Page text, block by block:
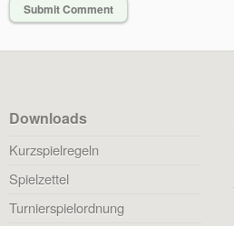
Downloads
Kurzspielregeln
Spielzettel
Turnierspielordnung